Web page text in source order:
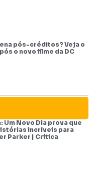
pós-créditos? Veja o
o novo filme da DC
Um Novo Dia prova que
incríveis para
Parker | Crítica